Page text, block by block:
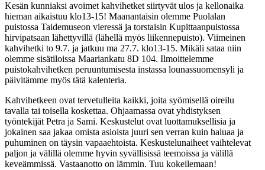
Kesän kunniaksi avoimet kahvihetket siirtyvät ulos ja kellonaika
hieman aikaistuu klo13-15! Maanantaisin olemme Puolalan
puistossa Taidemuseon vieressä ja torstaisin Kupittaanpuistossa
hirvipatsaan lähettyvillä (lähellä myös liikennepuisto). Viimeinen
kahvihetki to 9.7. ja jatkuu ma 27.7. klo13-15. Mikäli sataa niin
olemme sisätiloissa Maariankatu 8D 104. Ilmoittelemme
puistokahvihetken peruuntumisesta instassa lounassuomensyli ja
päivitämme myös tätä kalenteria.
Kahvihetkeen ovat tervetulleita kaikki, joita syömisellä oireilu
tavalla tai toisella koskettaa. Ohjaamassa ovat yhdistyksen
työntekijät Petra ja Sami. Keskustelut ovat luottamuksellisia ja
jokainen saa jakaa omista asioista juuri sen verran kuin haluaa ja
puhuminen on täysin vapaaehtoista. Keskustelunaiheet vaihtelevat
paljon ja välillä olemme hyvin syvällisissä teemoissa ja välillä
keveämmissä. Vastaanotto on lämmin. Tuu kokeilemaan!